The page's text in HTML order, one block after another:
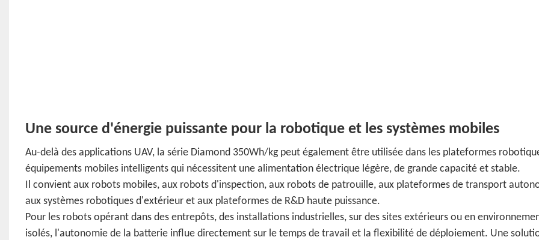
Une source d'énergie puissante pour la robotique et les systèmes mobiles
Au-delà des applications UAV, la série Diamond 350Wh/kg peut également être utilisée dans les plateformes
équipements mobiles intelligents qui nécessitent une alimentation électrique légère, de grande capacité et stable.
Il convient aux robots mobiles, aux robots d'inspection, aux robots de patrouille, aux plateformes de transport
aux systèmes robotiques d'extérieur et aux plateformes de R&D haute puissance.
Pour les robots opérant dans des entrepôts, des installations industrielles, sur des sites extérieurs ou en
isolés, l'autonomie de la batterie influe directement sur le temps de travail et la flexibilité de déploiement. Une